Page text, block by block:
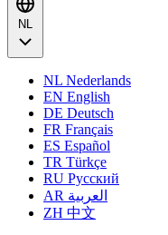
NL
NL Nederlands
EN English
DE Deutsch
FR Français
ES Español
TR Türkçe
RU Русский
AR العربية
ZH 中文